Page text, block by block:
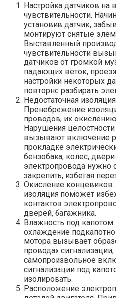
Настройка датчиков на
чувствительности.
установив датчик,
монтируют снятые
Выставленный
чувствительности
датчиков от громкой
падающих веток,
настройки некоторых
повторно разбирать
Недостаточная
Пренебрежение
проводов, их
Нарушения
вызывают включение
прокладке
бензобака, колес,
электропровода нужно
закрепить, избегая
Окисление
изоляция поможет
контактов
дверей, багажника.
Влажность под
охлаждение
мотора вызывает
проводах
самопроизвольное
сигнализации под
изолировать.
Расположение